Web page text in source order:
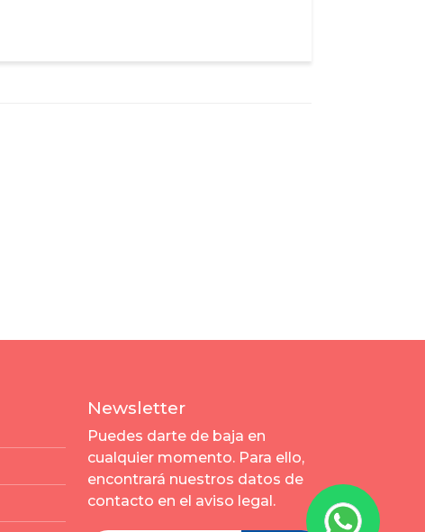
Newsletter
Puedes darte de baja en
cualquier momento. Para ello,
encontrará nuestros datos de
contacto en el aviso legal.